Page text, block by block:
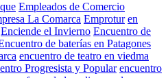
Empleados de Comercio
La Comarca Emprotur en
Enciende el Invierno Encuentro de
de baterías en Patagones
encuentro de teatro en viedma
Progresista y Popular encuentro